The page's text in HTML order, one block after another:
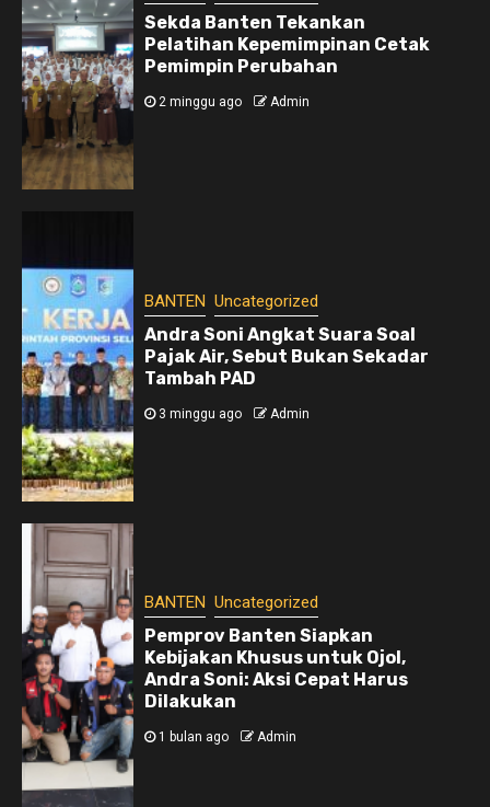
Sekda Banten Tekankan
Pelatihan Kepemimpinan Cetak
Pemimpin Perubahan
2 minggu ago Admin
BANTEN Uncategorized
Andra Soni Angkat Suara Soal
Pajak Air, Sebut Bukan Sekadar
Tambah PAD
3 minggu ago Admin
BANTEN Uncategorized
Pemprov Banten Siapkan
Kebijakan Khusus untuk Ojol,
Andra Soni: Aksi Cepat Harus
Dilakukan
1 bulan ago Admin